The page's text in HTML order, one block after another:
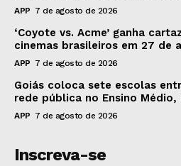
APP 7 de agosto de 2026
‘Coyote vs. Acme’ ganha
cinemas brasileiros em 27 de
APP 7 de agosto de 2026
Goiás coloca sete escolas
rede pública no Ensino
APP 7 de agosto de 2026
Inscreva-se